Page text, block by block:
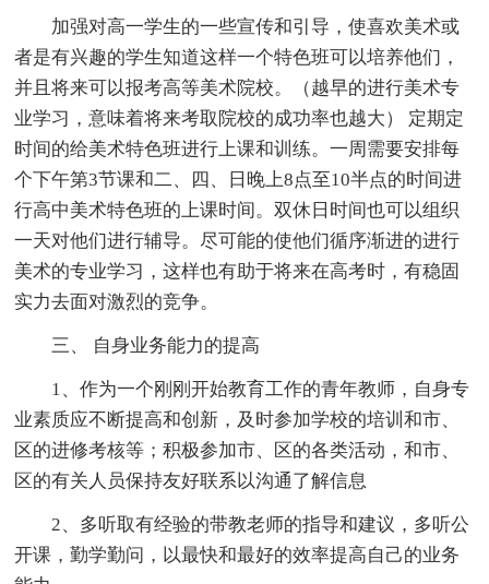
加强对高一学生的一些宣传和引导，使喜欢美术或
者是有兴趣的学生知道这样一个特色班可以培养他们，
并且将来可以报考高等美术院校。（越早的进行美术专
业学习，意味着将来考取院校的成功率也越大） 定期定
时间的给美术特色班进行上课和训练。一周需要安排每
个下午第3节课和二、四、日晚上8点至10半点的时间进
行高中美术特色班的上课时间。双休日时间也可以组织
一天对他们进行辅导。尽可能的使他们循序渐进的进行
美术的专业学习，这样也有助于将来在高考时，有稳固
实力去面对激烈的竞争。
三、 自身业务能力的提高
1、作为一个刚刚开始教育工作的青年教师，自身专
业素质应不断提高和创新，及时参加学校的培训和市、
区的进修考核等；积极参加市、区的各类活动，和市、
区的有关人员保持友好联系以沟通了解信息
2、多听取有经验的带教老师的指导和建议，多听公
开课，勤学勤问，以最快和最好的效率提高自己的业务